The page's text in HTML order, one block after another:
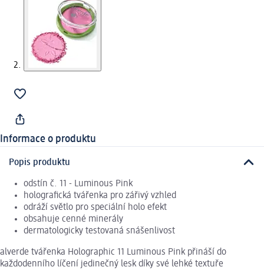
Informace o produktu
Popis produktu
odstín č. 11 - Luminous Pink
holografická tvářenka pro zářivý vzhled
odráží světlo pro speciální holo efekt
obsahuje cenné minerály
dermatologicky testovaná snášenlivost
alverde tvářenka Holographic 11 Luminous Pink přináší do
každodenního líčení jedinečný lesk díky své lehké textuře